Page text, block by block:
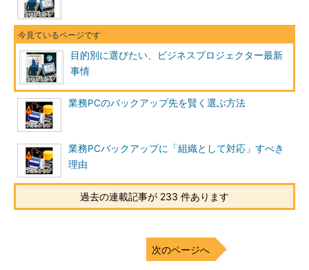
目的別に選びたい、ビジネスプロジェクター最新
事情
業務PCのバックアップ先を賢く選ぶ方法
業務PCバックアップに「組織として対応」すべき
理由
過去の連載記事が 233 件あります
次のページへ